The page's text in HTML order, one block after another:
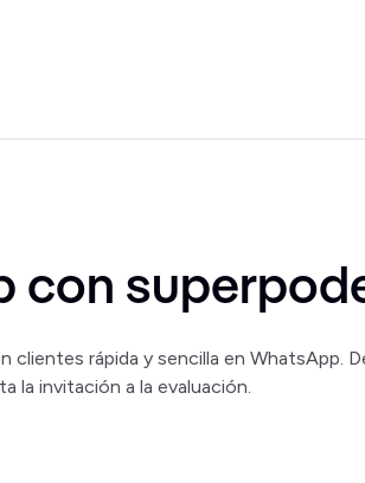
con
rápida y sencilla en WhatsApp.
la invitación a la evaluación.